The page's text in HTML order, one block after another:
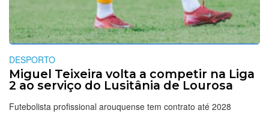
DESPORTO
Miguel Teixeira volta a competir na Liga
2 ao serviço do Lusitânia de Lourosa
Futebolista profissional arouquense tem contrato até 2028